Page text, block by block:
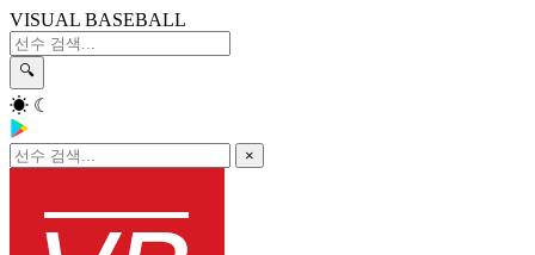
VISUAL BASEBALL
🔍
☀ ☾
×